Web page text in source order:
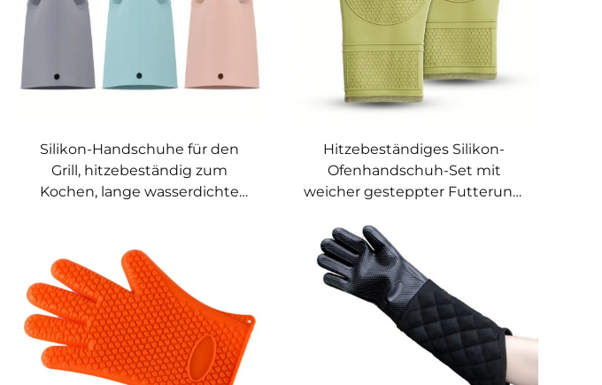
Silikon-Handschuhe für den
Grill, hitzebeständig zum
Kochen, lange wasserdichte
Hitzebeständiges Silikon-
Ofenhandschuh-Set mit
weicher gesteppter Futterung,
flexibel – ideal zum Kochen und
Grillen in der Küche